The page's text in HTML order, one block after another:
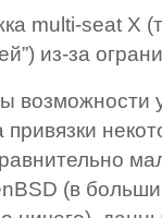
multi-seat X
из-за
возможности
привязки
(в